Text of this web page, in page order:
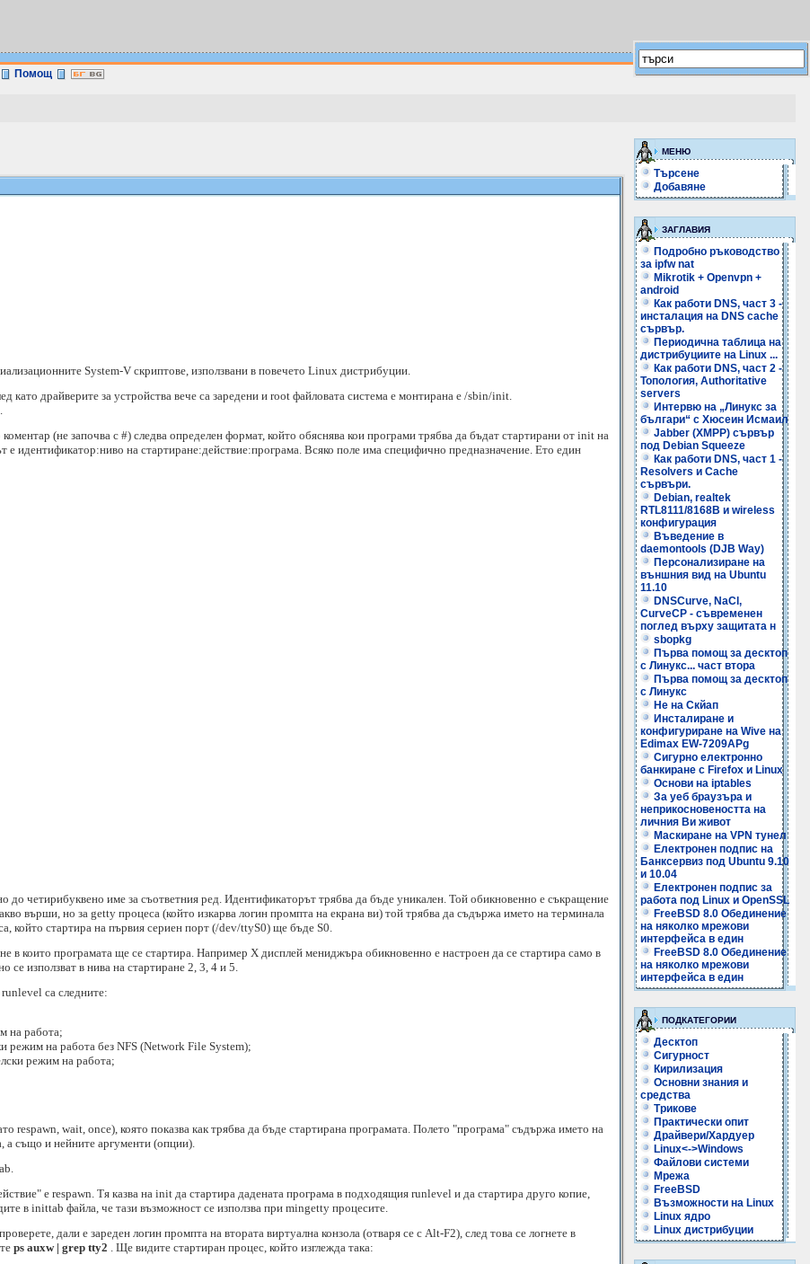
Помощ
System-V скриптове, използвани в повечето Linux дистрибуции.
като драйверите за устройства вече са заредени и root файловата система е монтирана е /sbin/init.
(не започва с #) следва определен формат, който обяснява кои програми трябва да бъдат стартирани от init на
е идентификатор:ниво на стартиране:действие:програма. Всяко поле има специфично предназначение. Ето един
до четирибуквено име за съответния ред. Идентификаторът трябва да бъде уникален. Той обикновенно е съкращение
върши, но за getty процеса (който изкарва логин промпта на екрана ви) той трябва да съдържа името на терминала
който стартира на първия сериен порт (/dev/ttyS0) ще бъде S0.
в които програмата ще се стартира. Например X дисплей мениджъра обикновенно е настроен да се стартира само в
използват в нива на стартиране 2, 3, 4 и 5.
са следните:
на работа;
режим на работа без NFS (Network File System);
режим на работа;
respawn, wait, once), която показва как трябва да бъде стартирана програмата. Полето "програма" съдържа името на
а също и нейните аргументи (опции).
е respawn. Тя казва на init да стартира дадената програма в подходящия runlevel и да стартира друго копие,
в inittab файла, че тази възможност се използва при mingetty процесите.
дали е зареден логин промпта на втората виртуална конзола (отваря се с Alt-F2), след това се логнете в
ps auxw | grep tty2
. Ще видите стартиран процес, който изглежда така:
МЕНЮ
Търсене
Добавяне
ЗАГЛАВИЯ
Подробно ръководство
за ipfw nat
Mikrotik + Openvpn +
android
Как работи DNS, част 3 -
инсталация на DNS cache
сървър.
Периодична таблица на
дистрибуциите на Linux ...
Как работи DNS, част 2 -
Топология, Authoritative
servers
Интервю на „Линукс за
българи“ с Хюсеин Исмаил
Jabber (XMPP) сървър
под Debian Squeeze
Как работи DNS, част 1 -
Resolvers и Cache
сървъри.
Debian, realtek
RTL8111/8168B и wireless
конфигурация
Въведение в
daemontools (DJB Way)
Персонализиране на
външния вид на Ubuntu
11.10
DNSCurve, NaCl,
CurveCP - съвременен
поглед върху защитата н
sbopkg
Първа помощ за десктоп
с Линукс... част втора
Първа помощ за десктоп
с Линукс
Не на Скйап
Инсталиране и
конфигуриране на Wive на
Edimax EW-7209APg
Сигурно електронно
банкиране с Firefox и Linux
Основи на iptables
За уеб браузъра и
неприкосновеността на
личния Ви живот
Маскиране на VPN тунел
Електронен подпис на
Банксервиз под Ubuntu 9.10
и 10.04
Електронен подпис за
работа под Linux и OpenSSL
FreeBSD 8.0 Обединение
на няколко мрежови
интерфейса в един
FreeBSD 8.0 Обединение
на няколко мрежови
интерфейса в един
ПОДКАТЕГОРИИ
Десктоп
Сигурност
Кирилизация
Основни знания и
средства
Трикове
Практически опит
Драйвери/Хардуер
Linux<->Windows
Файлови системи
Мрежа
FreeBSD
Възможности на Linux
Linux ядро
Linux дистрибуции